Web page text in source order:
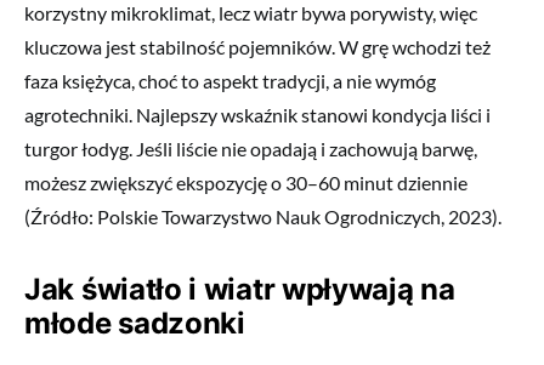
korzystny mikroklimat, lecz wiatr bywa porywisty, więc
kluczowa jest stabilność pojemników. W grę wchodzi też
faza księżyca, choć to aspekt tradycji, a nie wymóg
agrotechniki. Najlepszy wskaźnik stanowi kondycja liści i
turgor łodyg. Jeśli liście nie opadają i zachowują barwę,
możesz zwiększyć ekspozycję o 30–60 minut dziennie
(Źródło: Polskie Towarzystwo Nauk Ogrodniczych, 2023).
Jak światło i wiatr wpływają na
młode sadzonki